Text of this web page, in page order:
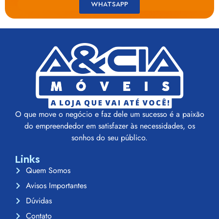
WHATSAPP
O que move o negócio e faz dele um sucesso é a paixão
do empreendedor em satisfazer às necessidades, os
sonhos do seu público.
Links
Quem Somos
Avisos Importantes
Dúvidas
Contato